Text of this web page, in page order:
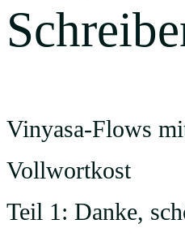
Vinyasa-Flows
Vollwortkost
Teil 1: Danke,